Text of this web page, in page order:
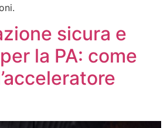
sicura e
la PA: come